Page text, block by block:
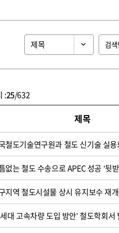
:25/632
제목
철도기술연구원과 철도 신기술 실용
없는 철도 수송으로 APEC 성공 ‘뒷
지역 철도시설물 상시 유지보수 재개
대 고속차량 도입 방안’ 철도학회서